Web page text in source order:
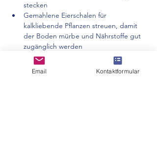
stecken
Gemahlene Eierschalen für
kalkliebende Pflanzen streuen, damit
der Boden mürbe und Nährstoffe gut
zugänglich werden
Den Drachenkopf fertigstellen
Email Kontaktformular